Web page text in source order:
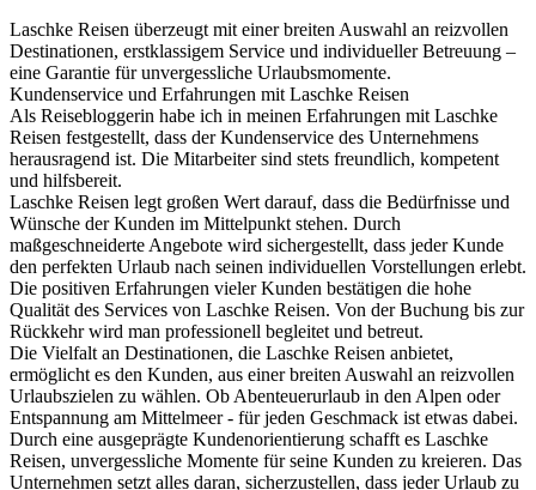
Laschke Reisen überzeugt mit einer breiten Auswahl an reizvollen
Destinationen, erstklassigem Service und individueller Betreuung –
eine Garantie für unvergessliche Urlaubsmomente.
Kundenservice und Erfahrungen mit Laschke Reisen
Als Reisebloggerin habe ich in meinen Erfahrungen mit Laschke
Reisen festgestellt, dass der Kundenservice des Unternehmens
herausragend ist. Die Mitarbeiter sind stets freundlich, kompetent
und hilfsbereit.
Laschke Reisen legt großen Wert darauf, dass die Bedürfnisse und
Wünsche der Kunden im Mittelpunkt stehen. Durch
maßgeschneiderte Angebote wird sichergestellt, dass jeder Kunde
den perfekten Urlaub nach seinen individuellen Vorstellungen erlebt.
Die positiven Erfahrungen vieler Kunden bestätigen die hohe
Qualität des Services von Laschke Reisen. Von der Buchung bis zur
Rückkehr wird man professionell begleitet und betreut.
Die Vielfalt an Destinationen, die Laschke Reisen anbietet,
ermöglicht es den Kunden, aus einer breiten Auswahl an reizvollen
Urlaubszielen zu wählen. Ob Abenteuerurlaub in den Alpen oder
Entspannung am Mittelmeer - für jeden Geschmack ist etwas dabei.
Durch eine ausgeprägte Kundenorientierung schafft es Laschke
Reisen, unvergessliche Momente für seine Kunden zu kreieren. Das
Unternehmen setzt alles daran, sicherzustellen, dass jeder Urlaub zu